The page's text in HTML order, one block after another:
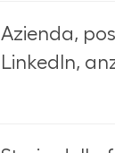
Azienda,
LinkedIn,